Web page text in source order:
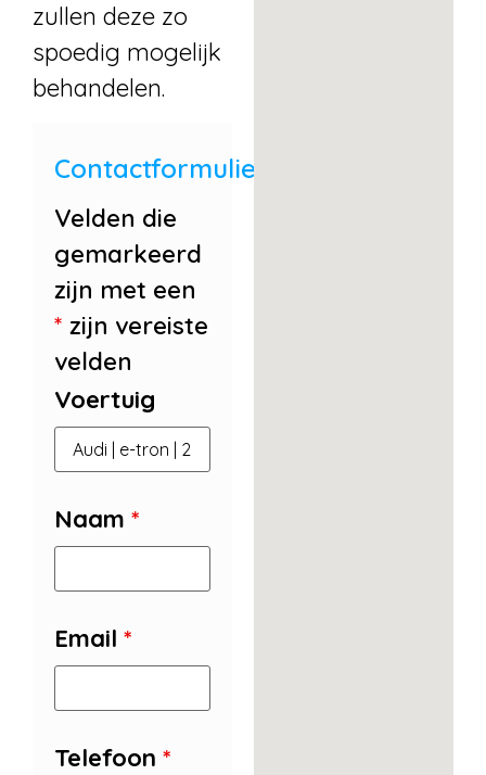
zullen deze zo
spoedig mogelijk
behandelen.
Contactformulier
Velden die
gemarkeerd
zijn met een
* zijn vereiste
velden
Voertuig
Naam *
Email *
Telefoon *